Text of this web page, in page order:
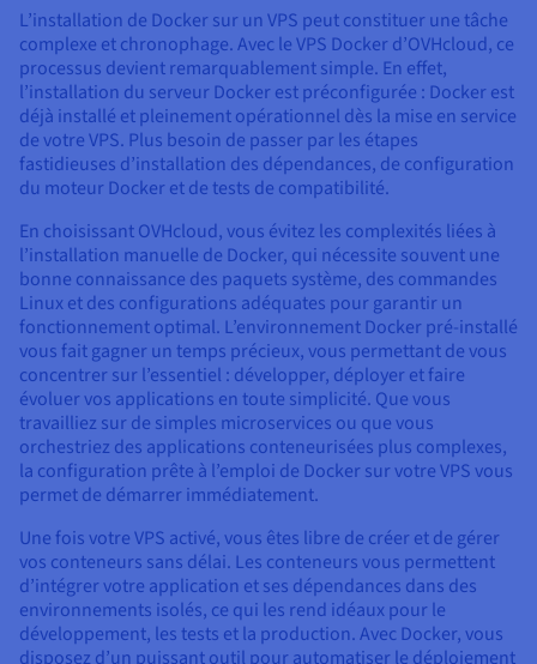
L’installation de Docker sur un VPS peut constituer une tâche
complexe et chronophage. Avec le VPS Docker d’OVHcloud, ce
processus devient remarquablement simple. En effet,
l’installation du serveur Docker est préconfigurée : Docker est
déjà installé et pleinement opérationnel dès la mise en service
de votre VPS. Plus besoin de passer par les étapes
fastidieuses d’installation des dépendances, de configuration
du moteur Docker et de tests de compatibilité.
En choisissant OVHcloud, vous évitez les complexités liées à
l’installation manuelle de Docker, qui nécessite souvent une
bonne connaissance des paquets système, des commandes
Linux et des configurations adéquates pour garantir un
fonctionnement optimal. L’environnement Docker pré-installé
vous fait gagner un temps précieux, vous permettant de vous
concentrer sur l’essentiel : développer, déployer et faire
évoluer vos applications en toute simplicité. Que vous
travailliez sur de simples microservices ou que vous
orchestriez des applications conteneurisées plus complexes,
la configuration prête à l’emploi de Docker sur votre VPS vous
permet de démarrer immédiatement.
Une fois votre VPS activé, vous êtes libre de créer et de gérer
vos conteneurs sans délai. Les conteneurs vous permettent
d’intégrer votre application et ses dépendances dans des
environnements isolés, ce qui les rend idéaux pour le
développement, les tests et la production. Avec Docker, vous
disposez d’un puissant outil pour automatiser le déploiement